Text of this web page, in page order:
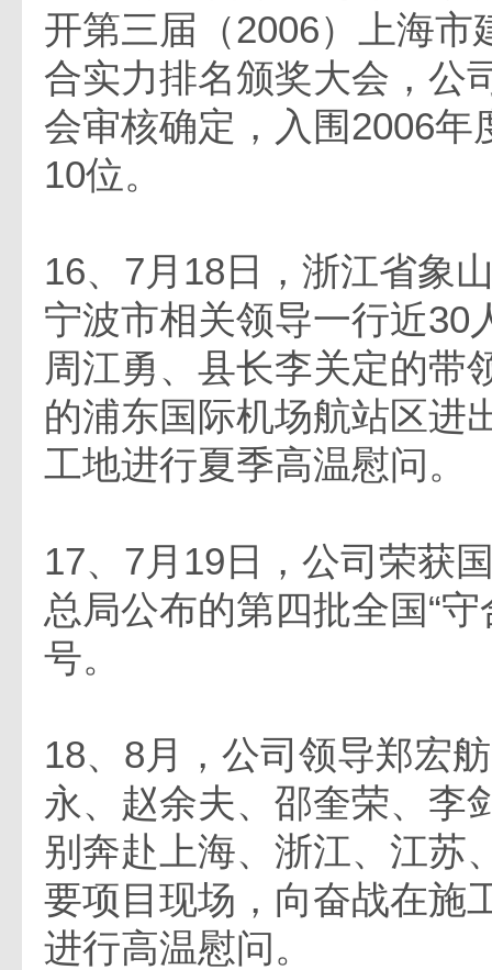
开第三届（2006）上海市
合实力排名颁奖大会，公
会审核确定，入围2006年
10位。
16、7月18日，浙江省象
宁波市相关领导一行近30
周江勇、县长李关定的带
的浦东国际机场航站区进
工地进行夏季高温慰问。
17、7月19日，公司荣获
总局公布的第四批全国“守
号。
18、8月，公司领导郑宏
永、赵余夫、邵奎荣、李
别奔赴上海、浙江、江苏
要项目现场，向奋战在施
进行高温慰问。